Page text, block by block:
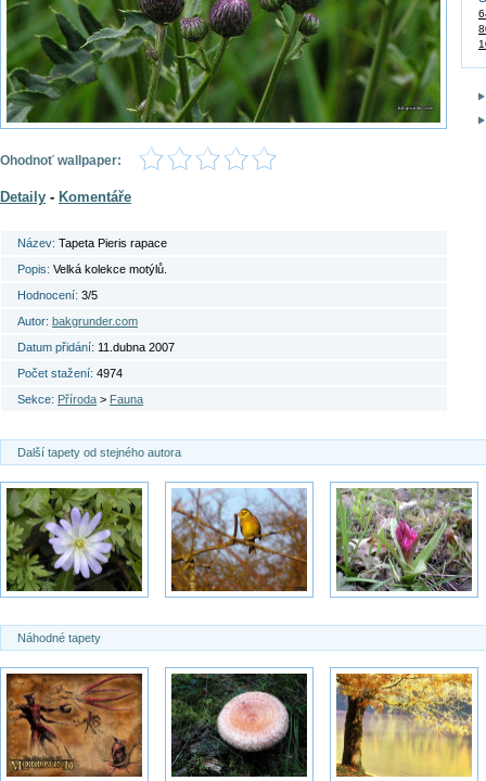
Ohodnoť wallpaper:
Detaily - Komentáře
Název: Tapeta Pieris rapace
Popis: Velká kolekce motýlů.
Hodnocení: 3/5
Autor: bakgrunder.com
Datum přidání: 11.dubna 2007
Počet stažení: 4974
Sekce: Příroda > Fauna
Další tapety od stejného autora
Náhodné tapety